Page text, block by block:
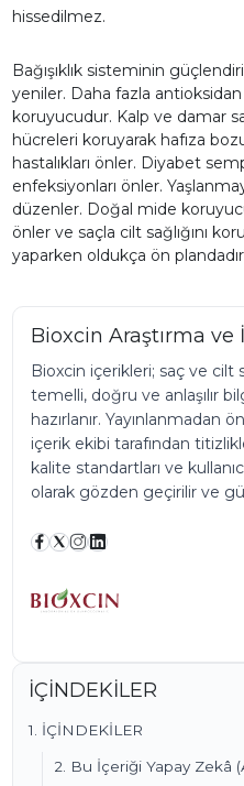
İÇİNDEKİLER
1. İÇİNDEKİLER
2. Bu İçeriği Yapay Zekâ
hissedilmez.
Bağışıklık sisteminin
yeniler. Daha fazla antioksidan
koruyucudur. Kalp ve damar
hücreleri koruyarak hafıza
hastalıkları önler. Diyabet
enfeksiyonları önler.
düzenler. Doğal mide
önler ve saçla cilt sağlığını
yaparken oldukça ön
Bioxcin Araştırma ve
Bioxcin içerikleri; saç ve cilt
temelli, doğru ve anlaşılır
hazırlanır. Yayınlanmadan
içerik ekibi tarafından
kalite standartları ve
olarak gözden geçirilir ve